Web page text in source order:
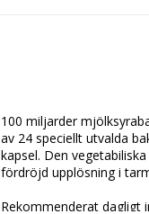
100 miljarder
av 24 speciellt utvalda
kapsel. Den
fördröjd upplösning i
Rekommenderat dagligt